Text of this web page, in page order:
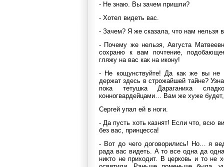
- Не знаю. Вы зачем пришли?
- Хотел видеть вас.
- Зачем? Я же сказала, что нам нельзя
- Почему же нельзя, Августа
сохраню к вам почтение,
гляжу на вас как на икону!
- Не кощунствуйте! Да как же вы не
держат здесь в строжайшей тайне?
пока тетушка Дараганиха
конногвардейцами… Вам же хуже
Сергей упал ей в ноги.
- Да пусть хоть казнят! Если что, всю
без вас, принцесса!
- Вот до чего договорились! Но… я
рада вас видеть. А то все одна да
никто не приходит. В церковь и то